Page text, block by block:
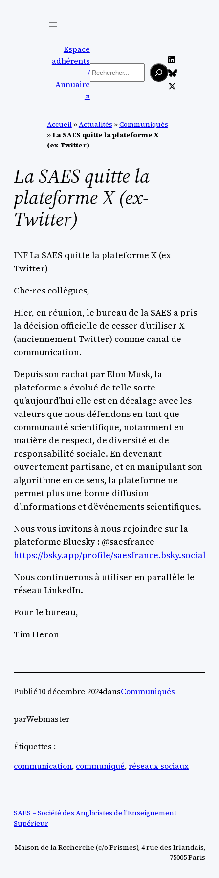
Espace
adhérents
/
Annuaire
↗︎
Rechercher
Accueil»Actualités »Communiqués
» La SAES quitte la plateforme X
(ex-Twitter)
La SAES quitte la
plateforme X (ex-
Twitter)
INF La SAES quitte la plateforme X (ex-
Twitter)
Che·res collègues,
Hier, en réunion, le bureau de la SAES a pris
la décision officielle de cesser d’utiliser X
(anciennement Twitter) comme canal de
communication.
Depuis son rachat par Elon Musk, la
plateforme a évolué de telle sorte
qu’aujourd’hui elle est en décalage avec les
valeurs que nous défendons en tant que
communauté scientifique, notamment en
matière de respect, de diversité et de
responsabilité sociale. En devenant
ouvertement partisane, et en manipulant son
algorithme en ce sens, la plateforme ne
permet plus une bonne diffusion
d’informations et d’événements scientifiques.
Nous vous invitons à nous rejoindre sur la
plateforme Bluesky : @saesfrance
https://bsky.app/profile/saesfrance.bsky.social
Nous continuerons à utiliser en parallèle le
réseau LinkedIn.
Pour le bureau,
Tim Heron
Publié10 décembre 2024dansCommuniqués
parWebmaster
Étiquettes :
communication, communiqué, réseaux sociaux
SAES – Société des Anglicistes de l'Enseignement
Supérieur
Maison de la Recherche (c/o Prismes), 4 rue des Irlandais,
75005 Paris